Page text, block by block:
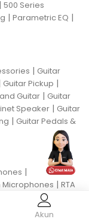
Akun
| 500 Series
| Parametric EQ |
| Guitar
Guitar Pickup |
Guitar | Guitar
Speaker | Guitar
| Guitar Pedals &
|
Microphones | RTA
Wireless
Headset Wireless